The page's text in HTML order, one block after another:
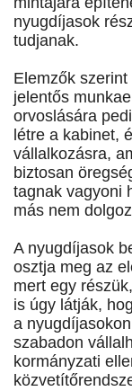
nyugdíjasok
tudjanak.
Elemzők
jelentős
orvoslására
létre a kabinet,
vállalkozásra,
biztosan
tagnak vagyoni
más nem
A nyugdíjasok
osztja meg az
mert egy
is úgy látják,
a
szabadon
kormányzati